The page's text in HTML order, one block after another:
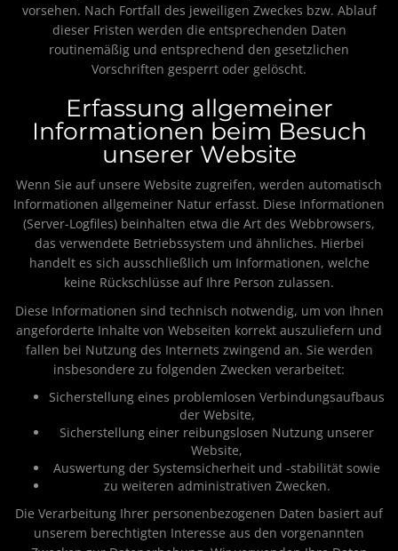
vorsehen. Nach Fortfall des jeweiligen Zweckes bzw. Ablauf
dieser Fristen werden die entsprechenden Daten
routinemäßig und entsprechend den gesetzlichen
Vorschriften gesperrt oder gelöscht.
Erfassung allgemeiner
Informationen beim Besuch
unserer Website
Wenn Sie auf unsere Website zugreifen, werden automatisch
Informationen allgemeiner Natur erfasst. Diese Informationen
(Server-Logfiles) beinhalten etwa die Art des Webbrowsers,
das verwendete Betriebssystem und ähnliches. Hierbei
handelt es sich ausschließlich um Informationen, welche
keine Rückschlüsse auf Ihre Person zulassen.
Diese Informationen sind technisch notwendig, um von Ihnen
angeforderte Inhalte von Webseiten korrekt auszuliefern und
fallen bei Nutzung des Internets zwingend an. Sie werden
insbesondere zu folgenden Zwecken verarbeitet:
Sicherstellung eines problemlosen Verbindungsaufbaus
der Website,
Sicherstellung einer reibungslosen Nutzung unserer
Website,
Auswertung der Systemsicherheit und -stabilität sowie
zu weiteren administrativen Zwecken.
Die Verarbeitung Ihrer personenbezogenen Daten basiert auf
unserem berechtigten Interesse aus den vorgenannten